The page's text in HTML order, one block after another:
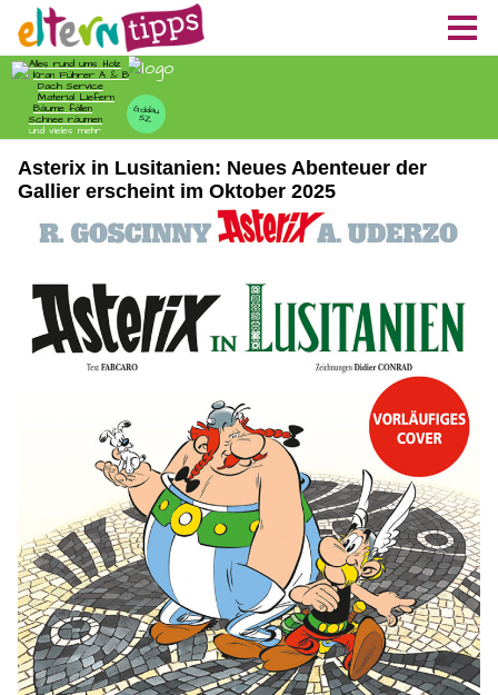
Asterix in Lusitanien: Neues Abenteuer der
Gallier erscheint im Oktober 2025